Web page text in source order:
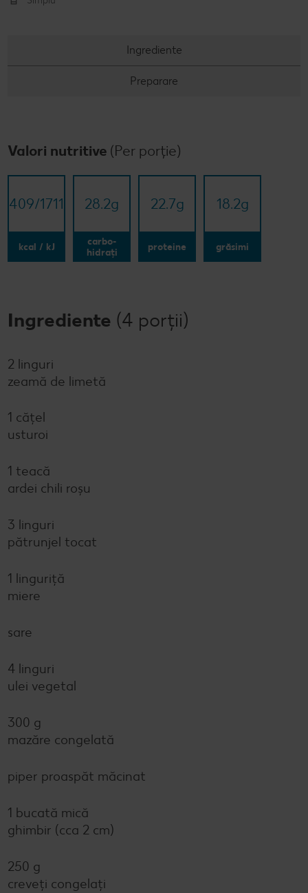
Ingrediente
Preparare
Valori nutritive (Per porție)
409/​1711
kcal / kJ
28.2g
carbo-
hidrați
22.7g
proteine
18.2g
grăsimi
Ingrediente (4 porții)
2 linguri
zeamă de limetă
1 cățel
usturoi
1 teacă
ardei chili roșu
3 linguri
pătrunjel tocat
1 linguriță
miere
sare
4 linguri
ulei vegetal
300 g
mazăre congelată
piper proaspăt măcinat
1 bucată mică
ghimbir (cca 2 cm)
250 g
creveți congelați